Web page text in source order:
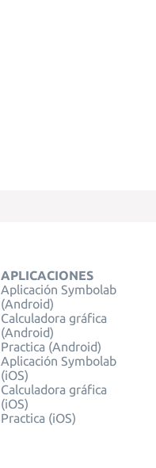
APLICACIONES
Aplicación Symbolab
(Android)
Calculadora gráfica
(Android)
Practica (Android)
Aplicación Symbolab
(iOS)
Calculadora gráfica
(iOS)
Practica (iOS)